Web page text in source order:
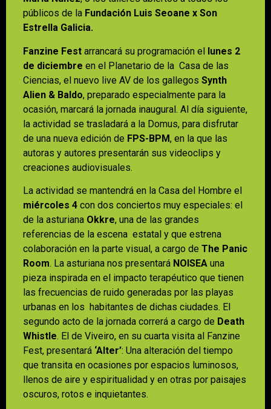
públicos de la Fundación Luis Seoane x Son
Estrella Galicia.
Fanzine Fest arrancará su programación el lunes 2
de diciembre en el Planetario de la Casa de las
Ciencias, el nuevo live AV de los gallegos Synth
Alien & Baldo, preparado especialmente para la
ocasión, marcará la jornada inaugural. Al día siguiente,
la actividad se trasladará a la Domus, para disfrutar
de una nueva edición de FPS-BPM, en la que las
autoras y autores presentarán sus videoclips y
creaciones audiovisuales.
La actividad se mantendrá en la Casa del Hombre el
miércoles 4 con dos conciertos muy especiales: el
de la asturiana Okkre, una de las grandes
referencias de la escena estatal y que estrena
colaboración en la parte visual, a cargo de The Panic
Room. La asturiana nos presentará NOISEA una
pieza inspirada en el impacto terapéutico que tienen
las frecuencias de ruido generadas por las playas
urbanas en los habitantes de dichas ciudades. El
segundo acto de la jornada correrá a cargo de Death
Whistle. El de Viveiro, en su cuarta visita al Fanzine
Fest, presentará ‘Alter’: Una alteración del tiempo
que transita en ocasiones por espacios luminosos,
llenos de aire y espiritualidad y en otras por paisajes
oscuros, rotos e inquietantes.